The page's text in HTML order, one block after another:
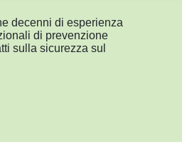
decenni di esperienza
di prevenzione
sulla sicurezza sul